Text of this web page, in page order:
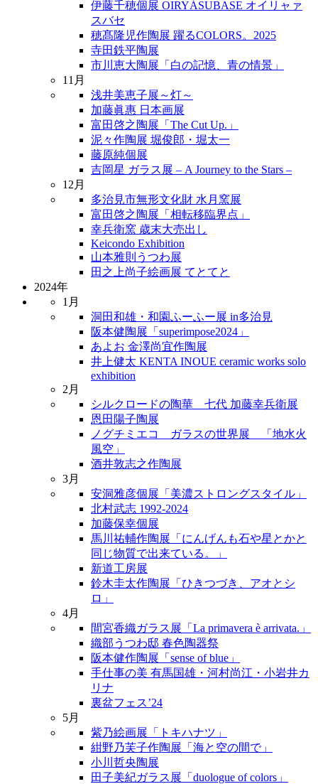
伊藤千穂個展 OIRYÁSUBASE オイリャァ
スバセ
穂髙隆児作陶展 躍るCOLORS。2025
寺田鉄平陶展
市川恵大陶展「白の記憶、青の情景」
11月
浅井美恵子展～灯～
加藤眞惠 日本画展
富田啓之陶展「The Cut Up.」
泥々作陶展 堀俊郎・堀太一
藤原純個展
吉岡星 ガラス展 – A Journey to the Stars –
12月
多治見市無形文化財 水月窯展
富田啓之陶展「相転移臨界点」
幸兵衛窯 歳末大売出し
Keicondo Exhibition
山本雅則うつわ展
田之上尚子絵画展 てとてと
2024年
1月
洞田和雄・和園ふーふー展 in多治見
阪本健陶展「superimpose2024」
あよお 金澤尚宜作陶展
井上健太 KENTA INOUE ceramic works solo
exhibition
2月
シルクロードの陶華 七代 加藤幸兵衛展
恩田陽子陶展
ノグチミエコ ガラスの世界展 「地水火
風空」
酒井敦志之作陶展
3月
安洞雅彦個展「美濃ストロングスタイル」
北村武志 1992-2024
加藤保幸個展
馬川祐輔作陶展「にんげんも石や星とかと
同じ物質で出来ている。」
新道工房展
鈴木圭太作陶展「ひきつづき、アオとシ
ロ」
4月
間宮香織ガラス展「La primavera è arrivata.」
織部うつわ邸 春色陶器祭
阪本健作陶展「sense of blue」
手仕事の美 有馬国雄・河村尚江・小岩井カ
リナ
裏盆フェス’24
5月
紫乃絵画展「トキハナツ」
紺野乃芙子作陶展「海と空の間で」
小川哲央陶展
田子美紀ガラス展「duologue of colors」